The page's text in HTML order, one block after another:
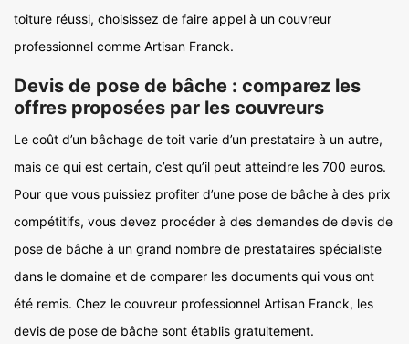
toiture réussi, choisissez de faire appel à un couvreur
professionnel comme Artisan Franck.
Devis de pose de bâche : comparez les
offres proposées par les couvreurs
Le coût d’un bâchage de toit varie d’un prestataire à un autre,
mais ce qui est certain, c’est qu’il peut atteindre les 700 euros.
Pour que vous puissiez profiter d’une pose de bâche à des prix
compétitifs, vous devez procéder à des demandes de devis de
pose de bâche à un grand nombre de prestataires spécialiste
dans le domaine et de comparer les documents qui vous ont
été remis. Chez le couvreur professionnel Artisan Franck, les
devis de pose de bâche sont établis gratuitement.